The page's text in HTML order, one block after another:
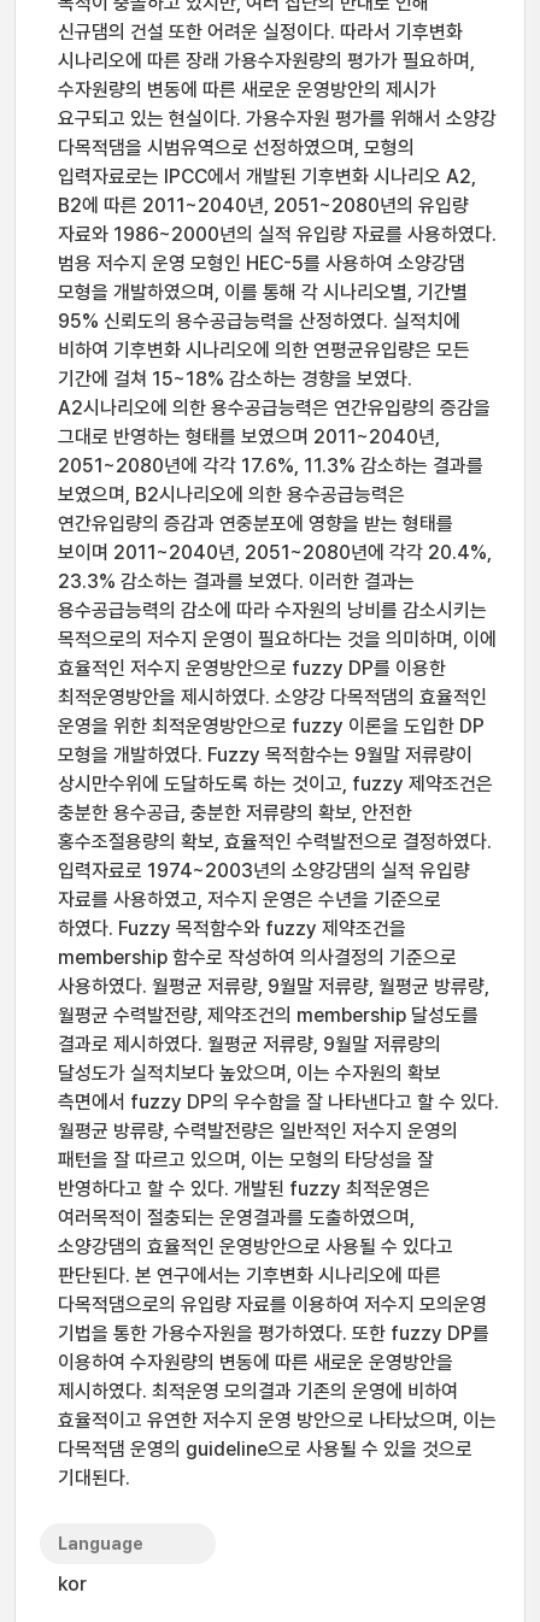
신규댐의 건설 또한 어려운 실정이다. 따라서 기후변화
시나리오에 따른 장래 가용수자원량의 평가가 필요하며,
수자원량의 변동에 따른 새로운 운영방안의 제시가
요구되고 있는 현실이다. 가용수자원 평가를 위해서 소양강
다목적댐을 시범유역으로 선정하였으며, 모형의
입력자료로는 IPCC에서 개발된 기후변화 시나리오 A2,
B2에 따른 2011~2040년, 2051~2080년의 유입량
자료와 1986~2000년의 실적 유입량 자료를 사용하였다.
범용 저수지 운영 모형인 HEC-5를 사용하여 소양강댐
모형을 개발하였으며, 이를 통해 각 시나리오별, 기간별
95% 신뢰도의 용수공급능력을 산정하였다. 실적치에
비하여 기후변화 시나리오에 의한 연평균유입량은 모든
기간에 걸쳐 15~18% 감소하는 경향을 보였다.
A2시나리오에 의한 용수공급능력은 연간유입량의 증감을
그대로 반영하는 형태를 보였으며 2011~2040년,
2051~2080년에 각각 17.6%, 11.3% 감소하는 결과를
보였으며, B2시나리오에 의한 용수공급능력은
연간유입량의 증감과 연중분포에 영향을 받는 형태를
보이며 2011~2040년, 2051~2080년에 각각 20.4%,
23.3% 감소하는 결과를 보였다. 이러한 결과는
용수공급능력의 감소에 따라 수자원의 낭비를 감소시키는
목적으로의 저수지 운영이 필요하다는 것을 의미하며, 이에
효율적인 저수지 운영방안으로 fuzzy DP를 이용한
최적운영방안을 제시하였다. 소양강 다목적댐의 효율적인
운영을 위한 최적운영방안으로 fuzzy 이론을 도입한 DP
모형을 개발하였다. Fuzzy 목적함수는 9월말 저류량이
상시만수위에 도달하도록 하는 것이고, fuzzy 제약조건은
충분한 용수공급, 충분한 저류량의 확보, 안전한
홍수조절용량의 확보, 효율적인 수력발전으로 결정하였다.
입력자료로 1974~2003년의 소양강댐의 실적 유입량
자료를 사용하였고, 저수지 운영은 수년을 기준으로
하였다. Fuzzy 목적함수와 fuzzy 제약조건을
membership 함수로 작성하여 의사결정의 기준으로
사용하였다. 월평균 저류량, 9월말 저류량, 월평균 방류량,
월평균 수력발전량, 제약조건의 membership 달성도를
결과로 제시하였다. 월평균 저류량, 9월말 저류량의
달성도가 실적치보다 높았으며, 이는 수자원의 확보
측면에서 fuzzy DP의 우수함을 잘 나타낸다고 할 수 있다.
월평균 방류량, 수력발전량은 일반적인 저수지 운영의
패턴을 잘 따르고 있으며, 이는 모형의 타당성을 잘
반영하다고 할 수 있다. 개발된 fuzzy 최적운영은
여러목적이 절충되는 운영결과를 도출하였으며,
소양강댐의 효율적인 운영방안으로 사용될 수 있다고
판단된다. 본 연구에서는 기후변화 시나리오에 따른
다목적댐으로의 유입량 자료를 이용하여 저수지 모의운영
기법을 통한 가용수자원을 평가하였다. 또한 fuzzy DP를
이용하여 수자원량의 변동에 따른 새로운 운영방안을
제시하였다. 최적운영 모의결과 기존의 운영에 비하여
효율적이고 유연한 저수지 운영 방안으로 나타났으며, 이는
다목적댐 운영의 guideline으로 사용될 수 있을 것으로
기대된다.
Language
kor